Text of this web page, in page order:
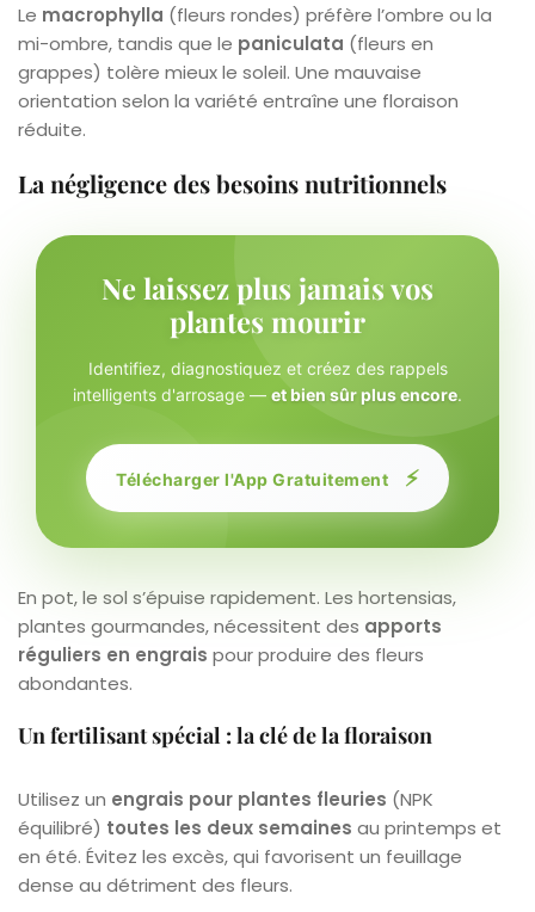
Le macrophylla (fleurs rondes) préfère l’ombre ou la
mi-ombre, tandis que le paniculata (fleurs en
grappes) tolère mieux le soleil. Une mauvaise
orientation selon la variété entraîne une floraison
réduite.
La négligence des besoins nutritionnels
Ne laissez plus jamais vos
plantes mourir
Identifiez, diagnostiquez et créez des rappels
intelligents d'arrosage — et bien sûr plus encore.
Télécharger l'App Gratuitement ⚡
En pot, le sol s’épuise rapidement. Les hortensias,
plantes gourmandes, nécessitent des apports
réguliers en engrais pour produire des fleurs
abondantes.
Un fertilisant spécial : la clé de la floraison
Utilisez un engrais pour plantes fleuries (NPK
équilibré) toutes les deux semaines au printemps et
en été. Évitez les excès, qui favorisent un feuillage
dense au détriment des fleurs.